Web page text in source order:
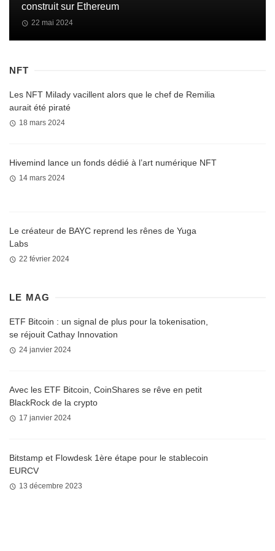
construit sur Ethereum
22 mai 2024
NFT
Les NFT Milady vacillent alors que le chef de Remilia
aurait été piraté
18 mars 2024
Hivemind lance un fonds dédié à l’art numérique NFT
14 mars 2024
Le créateur de BAYC reprend les rênes de Yuga
Labs
22 février 2024
LE MAG
ETF Bitcoin : un signal de plus pour la tokenisation,
se réjouit Cathay Innovation
24 janvier 2024
Avec les ETF Bitcoin, CoinShares se rêve en petit
BlackRock de la crypto
17 janvier 2024
Bitstamp et Flowdesk 1ère étape pour le stablecoin
EURCV
13 décembre 2023